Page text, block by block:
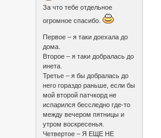
За что тебе отдельное
огромное спасибо.
Первое – я таки доехала до
дома.
Второе – я таки добралась до
инета.
Третье – я бы добралась до
него гораздо раньше, если бы
мой второй патчкорд не
испарился бесследно где-то
между вечером пятницы и
утром воскресенья.
Четвертое – Я ЕЩЕ НЕ